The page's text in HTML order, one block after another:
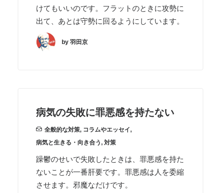
けてもいいのです。フラットのときに攻勢に
出て、あとは守勢に回るようにしています。
by 羽田京
病気の失敗に罪悪感を持たない
全般的な対策, コラムやエッセイ,
病気と生きる・向き合う, 対策
躁鬱のせいで失敗したときは、罪悪感を持た
ないことが一番肝要です。罪悪感は人を委縮
させます。邪魔なだけです。